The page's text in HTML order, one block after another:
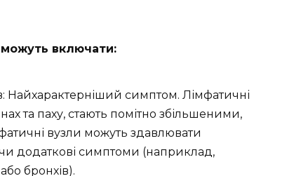
включати:
Найхарактерніший симптом. Лімфатичні
та паху, стають помітно збільшеними,
вузли можуть здавлювати
додаткові симптоми (наприклад,
бронхів).